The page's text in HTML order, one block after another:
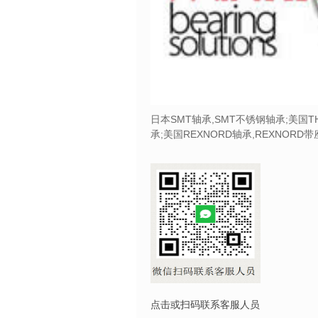
日本SMT轴承,SMT不锈钢轴承;美国
承;美国REXNORD轴承,REXNORD带
点击或扫码联系客服人员